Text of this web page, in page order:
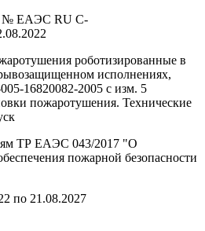
№ ЕАЭС RU C-
роботизированные в
исполнениях,
16820082-2005 с изм. 5
пожаротушения. Технические
ТР ЕАЭС 043/2017 "О
пожарной безопасности
по 21.08.2027